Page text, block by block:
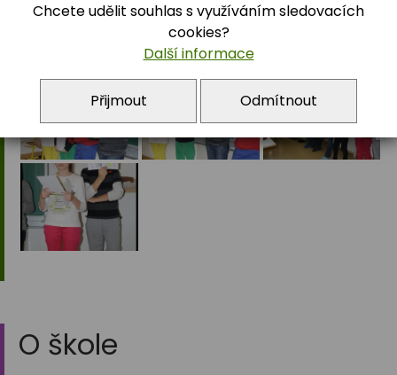
O škole
Chcete udělit souhlas s využíváním sledovacích
cookies?
Další informace
Přijmout Odmítnout